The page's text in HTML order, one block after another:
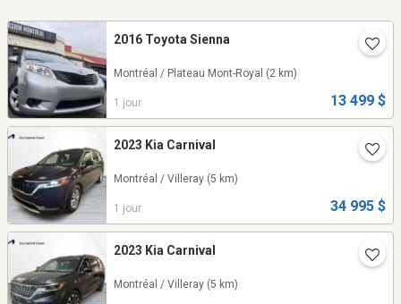
2016 Toyota Sienna
Montréal / Plateau Mont-Royal (2 km)
1 jour 13 499 $
2023 Kia Carnival
Montréal / Villeray (5 km)
1 jour 34 995 $
2023 Kia Carnival
Montréal / Villeray (5 km)